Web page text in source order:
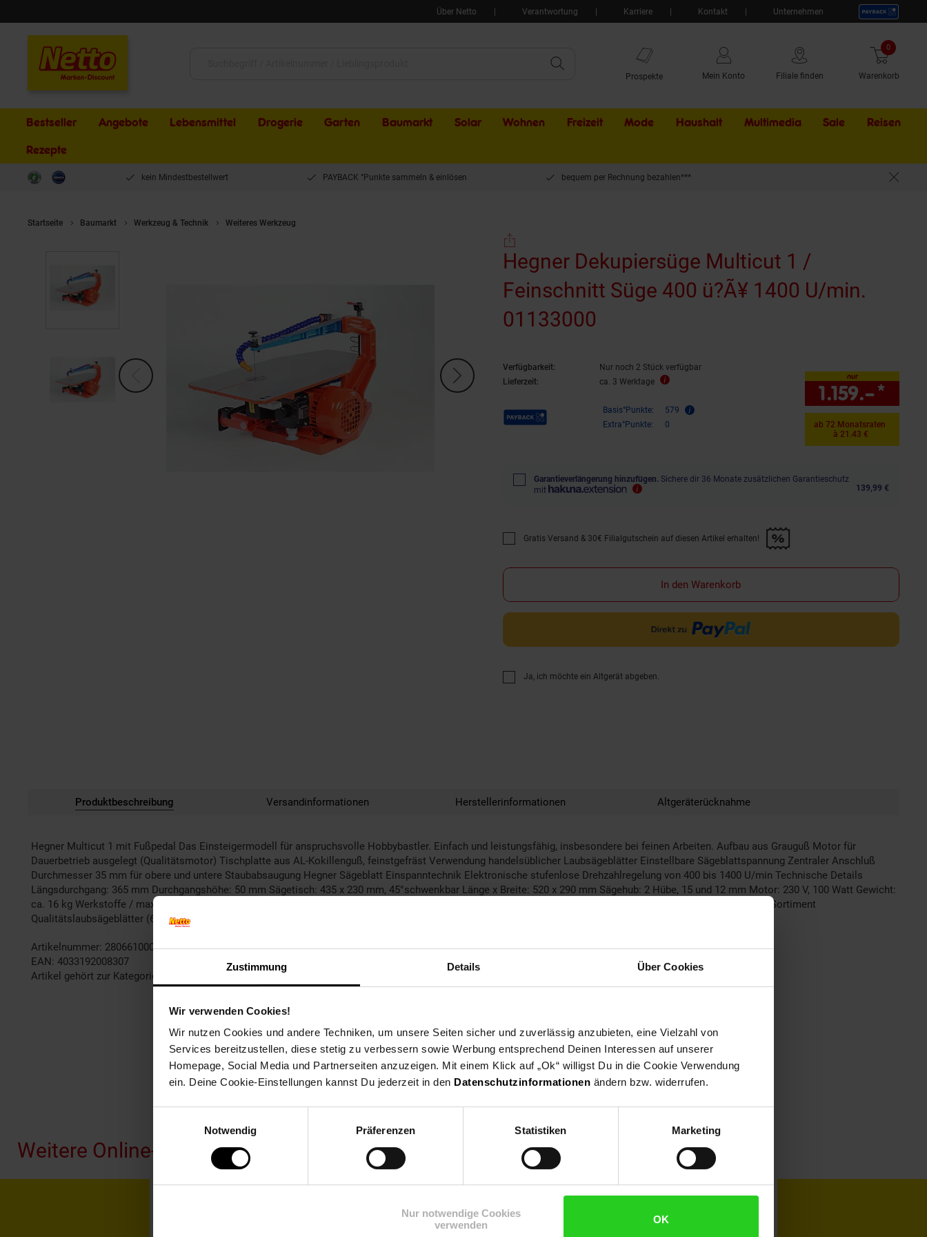
Zustimmung Details Über Cookies
Wir verwenden Cookies!
Wir nutzen Cookies und andere Techniken, um unsere Seiten sicher und zuverlässig anzubieten, eine Vielzahl von
Services bereitzustellen, diese stetig zu verbessern sowie Werbung entsprechend Deinen Interessen auf unserer
Homepage, Social Media und Partnerseiten anzuzeigen. Mit einem Klick auf „Ok“ willigst Du in die Cookie Verwendung
ein. Deine Cookie-Einstellungen kannst Du jederzeit in den Datenschutzinformationen ändern bzw. widerrufen.
Notwendig
Präferenzen Statistiken Marketing
Nur notwendige Cookies
verwenden
OK
Über Netto Verantwortung Karriere Kontakt Unternehmen
Prospekte Mein Konto Filiale finden Warenkorb
0 Artikel
Bestseller Angebote Lebensmittel Drogerie Garten Baumarkt Solar Wohnen Freizeit Mode Haushalt Multimedia Sale Externer
Reisen
Rezepte
kein Mindestbestellwert PAYBACK °Punkte sammeln & einlösen bequem per Rechnung bezahlen***
Startseite Baumarkt Werkzeug & Technik Weiteres Werkzeug
Hegner Dekupiersüge Multicut 1 /
Feinschnitt Süge 400 ü?Ã¥ 1400 U/min.
01133000
Verfügbarkeit:
Nur noch 2 Stück verfügbar
Lieferzeit:
ca. 3 Werktage
Payback Punkte Basis°Punkte:
579
Extra°Punkte:
0
nur
1.159.–*
ab 72 Monatsraten
à 21.43 €
Garantieverlängerung hinzufügen. Sichere dir 36 Monate zusätzlichen Garantieschutz
mit
139,99 €
Promotion "Gratis Versand &amp; 30€ Filialgutschein auf diesen Artikel erhalten!" anwenden
Gratis Versand & 30€ Filialgutschein auf diesen Artikel erhalten!
In den Warenkorb
Ja, ich möchte ein Altgerät abgeben.
Produktbeschreibung Versandinformationen Herstellerinformationen Altgeräterücknahme
Hegner Multicut 1 mit Fußpedal Das Einsteigermodell für anspruchsvolle Hobbybastler. Einfach und leistungsfähig, insbesondere bei feinen Arbeiten. Aufbau aus Grauguß Motor für
Dauerbetrieb ausgelegt (Qualitätsmotor) Tischplatte aus AL-Kokillenguß, feinstgefräst Verwendung handelsüblicher Laubsägeblätter Einstellbare Sägeblattspannung Zentraler Anschluß
Durchmesser 35 mm für obere und untere Staubabsaugung Hegner Sägeblatt Einspanntechnik Elektronische stufenlose Drehzahlregelung von 400 bis 1400 U/min Technische Details
Längsdurchgang: 365 mm Durchgangshöhe: 50 mm Sägetisch: 435 x 230 mm, 45°schwenkbar Länge x Breite: 520 x 290 mm Sägehub: 2 Hübe, 15 und 12 mm Motor: 230 V, 100 Watt Gewicht:
ca. 16 kg Werkstoffe / max. Schnittstärke Weichholz: 50 mm Hartholz: 40 mm Kupfer, Messing, Aluminium: 6 mm Kunststoffe (Plexiglas): 15 mm Lieferumfang 1 Sortiment
Qualitätslaubsägeblätter (60 Stück) 1 Kunststoff-Tischeinlegeteil 1 Satz Bedienwerkzeug, Bedienungsanleitung Fußpedal
Artikelnummer: 2806610000
EAN: 4033192008307
Artikel gehört zur Kategorie:
Weitere Online-Angebote
NettoKOM Karriere